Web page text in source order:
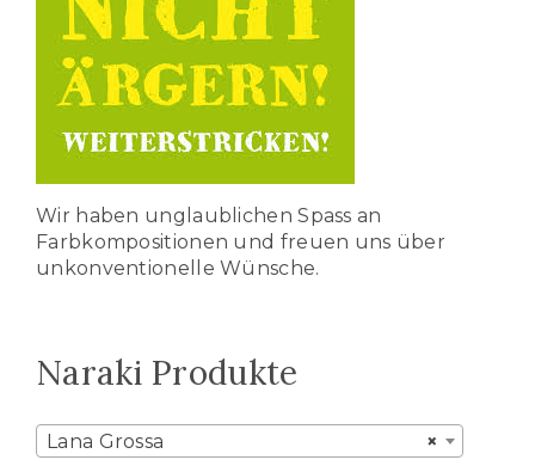
Wir haben unglaublichen Spass an
Farbkompositionen und freuen uns über
unkonventionelle Wünsche.
Naraki Produkte
×
Lana Grossa